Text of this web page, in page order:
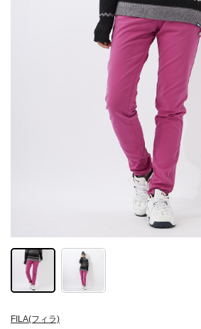
FILA(フィラ)